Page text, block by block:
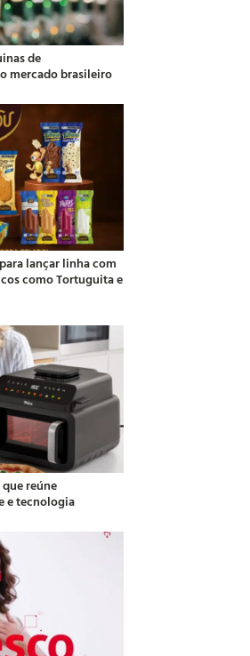
de
mercado brasileiro
lançar linha com
como Tortuguita e
reúne
e tecnologia